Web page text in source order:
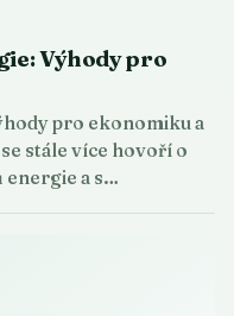
Výhody pro
pro ekonomiku a
stále více hovoří o
a s…